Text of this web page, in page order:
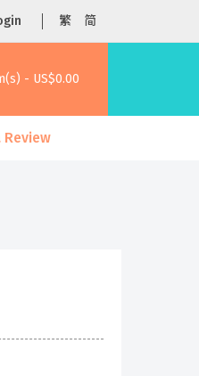
繁 简
- US$0.00
Review